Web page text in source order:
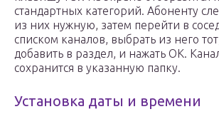
стандартных категорий. Абоненту
из них нужную, затем перейти в
списком каналов, выбрать из него
добавить в раздел, и нажать ОК.
сохранится в указанную папку.
Установка даты и времени